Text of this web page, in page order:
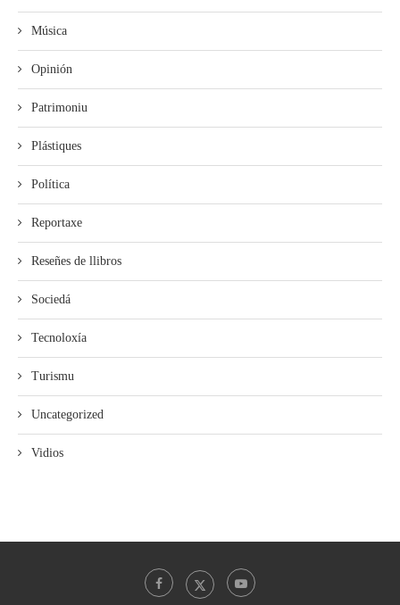
Música
Opinión
Patrimoniu
Plástiques
Política
Reportaxe
Reseñes de llibros
Sociedá
Tecnoloxía
Turismu
Uncategorized
Vidios